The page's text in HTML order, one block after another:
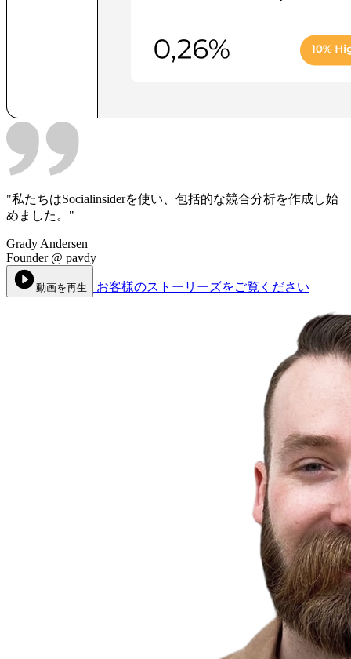
"私たちはSocialinsiderを使い、包括的な競合分析を作成し始
めました。"
Grady Andersen
Founder@ pavdy
動画を再生 お客様のストーリーズをご覧ください